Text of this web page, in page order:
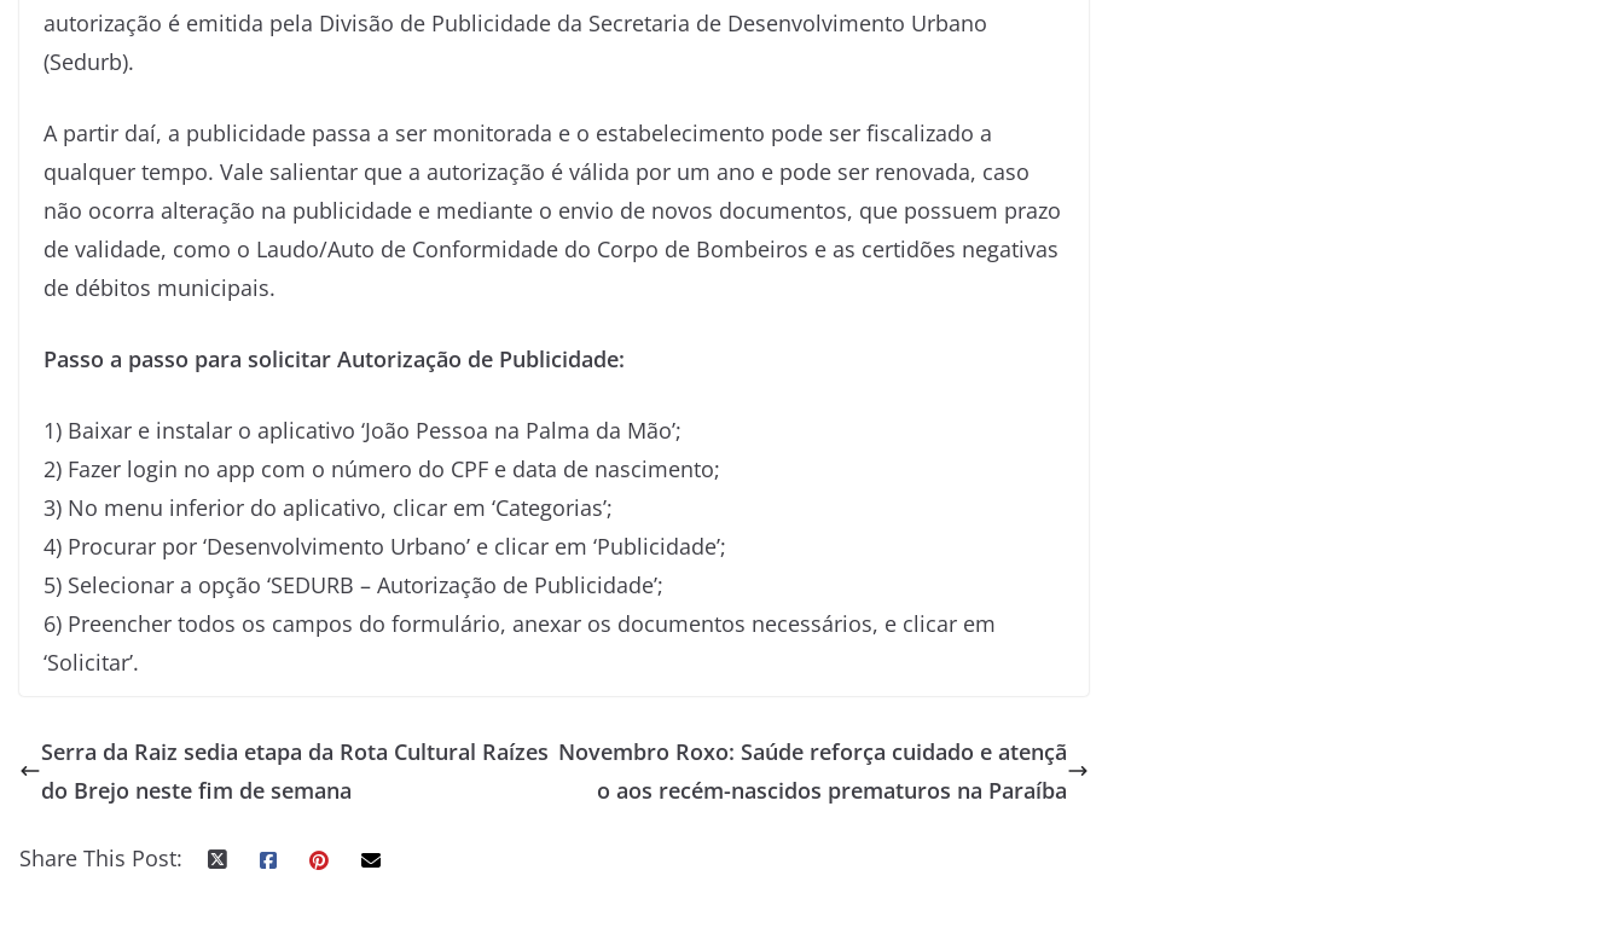
autorização é emitida pela Divisão de Publicidade da Secretaria de Desenvolvimento Urbano
(Sedurb).
A partir daí, a publicidade passa a ser monitorada e o estabelecimento pode ser fiscalizado a
qualquer tempo. Vale salientar que a autorização é válida por um ano e pode ser renovada, caso
não ocorra alteração na publicidade e mediante o envio de novos documentos, que possuem prazo
de validade, como o Laudo/Auto de Conformidade do Corpo de Bombeiros e as certidões negativas
de débitos municipais.
Passo a passo para solicitar Autorização de Publicidade:
1) Baixar e instalar o aplicativo ‘João Pessoa na Palma da Mão’;
2) Fazer login no app com o número do CPF e data de nascimento;
3) No menu inferior do aplicativo, clicar em ‘Categorias’;
4) Procurar por ‘Desenvolvimento Urbano’ e clicar em ‘Publicidade’;
5) Selecionar a opção ‘SEDURB – Autorização de Publicidade’;
6) Preencher todos os campos do formulário, anexar os documentos necessários, e clicar em
‘Solicitar’.
Serra da Raiz sedia etapa da Rota Cultural Raízes
do Brejo neste fim de semana
Novembro Roxo: Saúde reforça cuidado e atençã
o aos recém-nascidos prematuros na Paraíba
Share This Post: